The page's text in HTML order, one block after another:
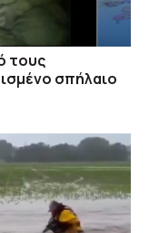
τους
σπήλαιο